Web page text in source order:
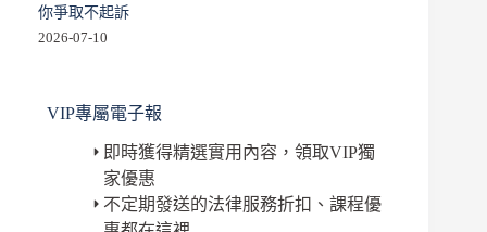
你爭取不起訴
2026-07-10
VIP專屬電子報
即時獲得精選實用內容，領取VIP獨
家優惠
不定期發送的法律服務折扣、課程優